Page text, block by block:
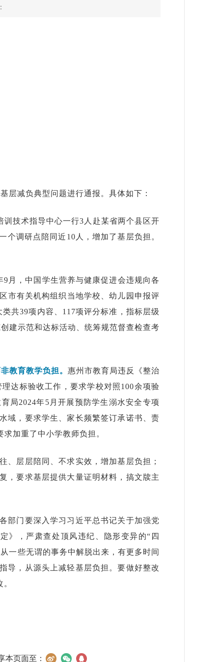
层减负典型问题进行通报。具体如下：
训技术指导中心一行3人赴某省两个县区开
调研点陪同近10人，增加了基层负担。
9月，中国学生营养与健康促进会违规向各
市有关机构组织当地学校、幼儿园申报评
共39项内容、117项评分标准，指标层级
建示范和达标活动、统筹规范督查检查考
教育教学负担。 惠州市教育局违反《整治
达标验收工作，要求学校对照100余项验
局2024年5月开展预防学生溺水安全专项
域，要求学生、家长频繁签订承诺书、责
加重了中小学教师负担。
、层层陪同、不求实效，增加基层负担；
，要求基层提供大量证明材料，搞文牍主
部门要深入学习习近平总书记关于加强党
》，严肃查处顶风违纪、隐形变异的“四
一些无谓的事务中解脱出来，有更多时间
导，从源头上减轻基层负担。要做好整改
本页面至：